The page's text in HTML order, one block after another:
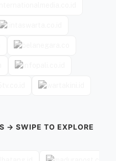
→ SWIPE TO EXPLORE